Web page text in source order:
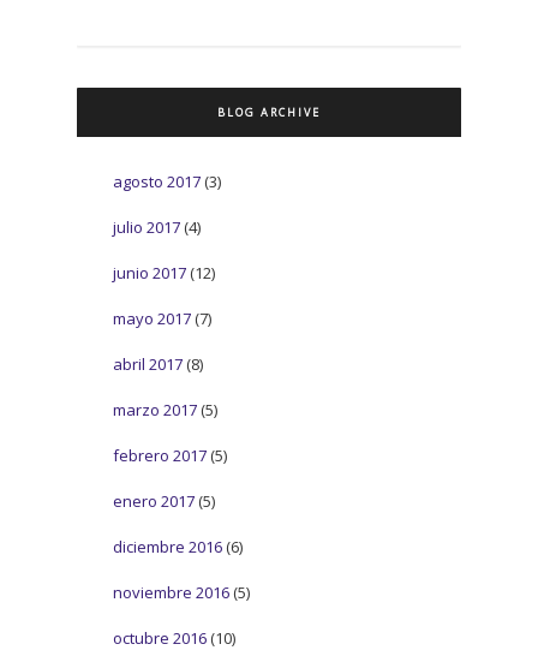
BLOG ARCHIVE
agosto 2017 (3)
julio 2017 (4)
junio 2017 (12)
mayo 2017 (7)
abril 2017 (8)
marzo 2017 (5)
febrero 2017 (5)
enero 2017 (5)
diciembre 2016 (6)
noviembre 2016 (5)
octubre 2016 (10)